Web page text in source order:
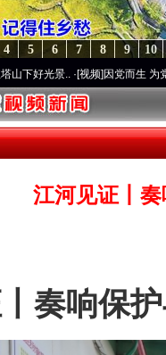
10
9
8
7
6
5
4
..·[视频]因党而生 为党而战——百
江河见证丨
响保护